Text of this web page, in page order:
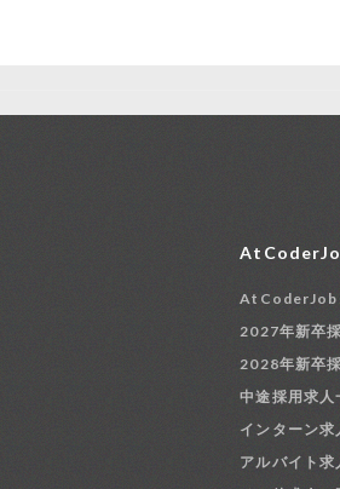
2027年新卒
2028年新卒
中途採用求人
インターン求
アルバイト求